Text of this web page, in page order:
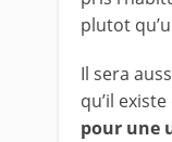
plutot
Il sera
qu’il existe
pour une